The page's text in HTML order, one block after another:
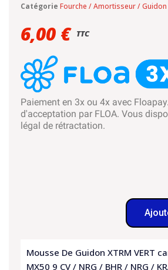
Catégorie Fourche / Amortisseur / Guidon
6,00 € TTC
Paiement en 3x ou 4x avec
d'acceptation par FLOA. Vous
légal de rétractation.
Mousse De Guidon XTRM VERT
MX50 9 CV / NRG / BHR / NRG /